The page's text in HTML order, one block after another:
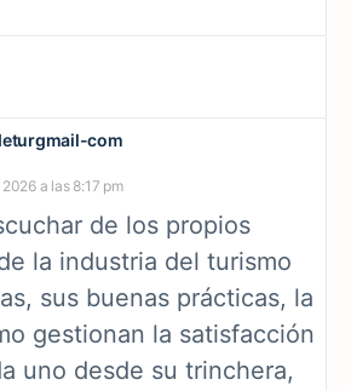
com
a las 8:17 pm
de los propios
la industria del turismo
sus buenas prácticas, la
gestionan la satisfacción
uno desde su trinchera,